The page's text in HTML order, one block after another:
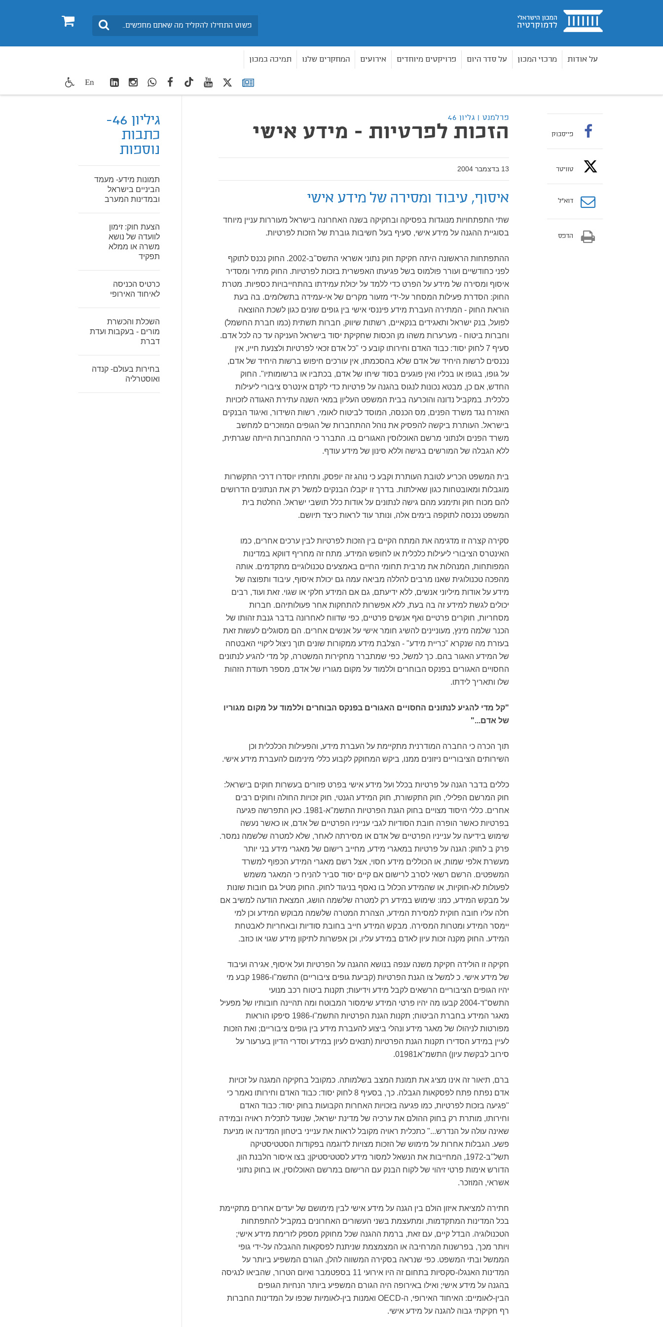
בית 0 חיפוש
על אודות מרכזי המכון על סדר היום פרויקטים מיוחדים אירועים המחקרים שלנו תמיכה במכון
רשימת
תפוצה
twitter
youtube
TikTok
facebook
WhatsApp
Instagram
LinkedIn
En
פרלמנט | גליון 46
הזכות לפרטיות - מידע אישי
13 בדצמבר 2004
איסוף, עיבוד ומסירה של מידע אישי
שתי התפתחויות מנוגדות בפסיקה ובחקיקה בשנה האחרונה בישראל מעוררות עניין מיוחד
בסוגיית ההגנה על מידע אישי, סעיף בעל חשיבות גוברת של הזכות לפרטיות.
ההתפתחות הראשונה היתה חקיקת חוק נתוני אשראי התשס"ב-2002. החוק נכנס לתוקף
לפני כחודשיים ועורר פולמוס בשל פגיעתו האפשרית בזכות לפרטיות. החוק מתיר ומסדיר
איסוף ומסירה של מידע על הפרט כדי ללמד על יכולת עמידתו בהתחייבויות כספיות. מטרת
החוק: הסדרת פעילות המסחר על-ידי מזעור מקרים של אי-עמידה בתשלומים. בה בעת
הוראת החוק - המתירה העברת מידע פיננסי אישי בין גופים שונים כגון לשכת ההוצאה
לפועל, בנק ישראל ותאגידים בנקאיים, רשתות שיווק, חברות תשתית (כמו חברת החשמל)
וחברות ביטוח - מערערות משהו מן הכסות שחקיקת יסוד בישראל העניקה עד כה לכל אדם.
סעיף 7 לחוק יסוד: כבוד האדם וחירותו קובע כי "כל אדם זכאי לפרטיות ולצנעת חייו, אין
נכנסים לרשות היחיד של אדם שלא בהסכמתו, אין עורכים חיפוש ברשות היחיד של אדם,
על גופו, בגופו או בכליו ואין פוגעים בסוד שיחו של אדם, בכתביו או ברשומותיו". החוק
החדש, אם כן, מבטא נכונות לנגוס בהגנה על פרטיות כדי לקדם אינטרס ציבורי ליעילות
כלכלית. במקביל נדונה והוכרעה בבית המשפט העליון במאי השנה עתירת האגודה לזכויות
האזרח נגד משרד הפנים, מס הכנסה, המוסד לביטוח לאומי, רשות השידור, ואיגוד הבנקים
בישראל. העותרת ביקשה להפסיק את נוהל ההתחברות של הגופים המוזכרים למחשב
משרד הפנים ולנתוני מרשם האוכלוסין האגורים בו. התברר כי ההתחברות הייתה שגרתית,
ללא הגבלה של המורשים בגישה וללא סינון של מידע עודף.
בית המשפט הכריע לטובת העותרת וקבע כי נוהג זה יופסק, ותחתיו יוסדרו דרכי התקשרות
מוגבלות ומאובטחות כגון שאילתות. בדרך זו יקבלו הבנקים למשל רק את הנתונים הדרושים
להם מכוח חוק ותימנע מהם גישה לנתונים על אודות כלל תושבי ישראל. החלטת בית
המשפט נכנסה לתוקפה בימים אלה, ונותר עוד לראות כיצד תיושם.
סקירה קצרה זו מדגימה את המתח הקיים בין הזכות לפרטיות לבין ערכים אחרים, כמו
האינטרס הציבורי ליעילות כלכלית או לחופש המידע. מתח זה מחריף דווקא במדינות
המפותחות, המנהלות את מרבית תחומי החיים באמצעים טכנולוגיים מתקדמים. אותה
מהפכה טכנולוגית שאנו מרבים להללה מביאה עמה גם יכולת איסוף, עיבוד ותפוצה של
מידע על אודות מיליוני אנשים, ללא ידיעתם, גם אם המידע חלקי או שגוי. זאת ועוד, רבים
יכולים לגשת למידע זה בה בעת, ללא אפשרות להתחקות אחר פעולותיהם. חברות
מסחריות, חוקרים פרטיים ואף אנשים פרטיים, כפי שדווח לאחרונה בדבר גנבת זהותו של
הכנר שלמה מינץ, מעוניינים להשיג חומר אישי על אנשים אחרים. הם מסוגלים לעשות זאת
בעזרת מה שנקרא "כריית מידע" - הצלבת מידע ממקורות שונים תוך ניצול ליקויי האבטחה
של המידע האגור בהם. כך למשל, כפי שמתברר מחקירות המשטרה, קל מדי להגיע לנתונים
החסויים האגורים בפנקס הבוחרים וללמוד על מקום מגוריו של אדם, מספר תעודת הזהות
שלו ותאריך לידתו.
"קל מדי להגיע לנתונים החסויים האגורים בפנקס הבוחרים וללמוד על מקום מגוריו
של אדם..."
תוך הכרה כי החברה המודרנית מתקיימת על העברת מידע, והפעילות הכלכלית וכן
השירותים הציבוריים ניזונים ממנו, ביקש המחוקק לקבוע כללי מינימום להעברת מידע אישי.
כללים בדבר הגנה על פרטיות בכלל ועל מידע אישי בפרט פזורים בעשרות חוקים בישראל:
חוק המרשם הפלילי, חוק התקשורת, חוק המידע הגנטי, חוק זכויות החולה וחוקים רבים
אחרים. כללי היסוד מצויים בחוק הגנת הפרטיות התשמ"א-1981. כאן התפרשה פגיעה
בפרטיות כאשר הופרה חובת הסודיות לגבי ענייניו הפרטיים של אדם, או כאשר נעשה
שימוש בידיעה על ענייניו הפרטיים של אדם או מסירתה לאחר, שלא למטרה שלשמה נמסר.
פרק ב לחוק: הגנה על פרטיות במאגרי מידע, מחייב רישום של מאגרי מידע בני יותר
מעשרת אלפי שמות, או הכוללים מידע חסוי, אצל רשם מאגרי המידע הכפוף למשרד
המשפטים. הרשם רשאי לסרב לרישום אם קיים יסוד סביר להניח כי המאגר משמש
לפעולות לא-חוקיות, או שהמידע הכלול בו נאסף בניגוד לחוק. החוק מטיל גם חובות שונות
על מבקש המידע, כמו: שימוש במידע רק למטרה שלשמה הושג, המצאת הודעה למשיב אם
חלה עליו חובה חוקית למסירת המידע, הצהרת המטרה שלשמה מבוקש המידע וכן למי
יימסר המידע ומטרות המסירה. מבקש המידע חייב בחובת סודיות ובאחריות לאבטחת
המידע. החוק מקנה זכות עיון לאדם במידע עליו, וכן אפשרות לתיקון מידע שגוי או כוזב.
חקיקה זו הולידה חקיקת משנה ענפה בנושא ההגנה על הפרטיות ועל איסוף, אגירה ועיבוד
של מידע אישי. כ למשל צו הגנת הפרטיות (קביעת גופים ציבוריים) התשמ"ו-1986 קבע מי
יהיו הגופים הציבוריים הרשאים לקבל מידע וידיעות; תקנות ביטוח רכב מנועי
התשס"ד-2004 קבעו מה יהיו פרטי המידע שימסור המבוטח ומה תהיינה חובותיו של מפעיל
מאגר המידע בחברת הביטוח; תקנות הגנת הפרטיות התשמ"ו-1986 סיפקו הוראות
מפורטות לניהולו של מאגר מידע ונהלי ביצוע להעברת מידע בין גופים ציבוריים; ואת הזכות
לעיין במידע הסדירו תקנות הגנת הפרטיות (תנאים לעיון במידע וסדרי הדיון בערעור על
סירוב לבקשת עיון) התשמ"א01981.
ברם, תיאור זה אינו מציג את תמונת המצב בשלמותה. כמקובל בחקיקה המגנה על זכויות
אדם נפתח פתח לפסקאות הגבלה. כך, בסעיף 8 לחוק יסוד: כבוד האדם וחירותו נאמר כי
"פגיעה בזכות לפרטיות, כמו פגיעה בזכויות האחרות הקבועות בחוק יסוד: כבוד האדם
וחירותו, מותרת רק בחוק ההולם את ערכיה של מדינת ישראל, שנועד לתכלית ראויה ובמידה
שאינה עולה על הנדרש..." כתכלית ראויה מקובל לראות את ענייני ביטחון המדינה או מניעת
פשע. הגבלות אחרות על מימוש של הזכות מצויות לדוגמה בפקודות הסטטיסטיקה
תשל"ב-1972, המחייבות את הנשאל למסור מידע לסטטיסטיקן; בצו איסור הלבנת הון,
הדורש אימות פרטי זיהוי של לקוח הבנק עם הרישום במרשם האוכלוסין, או בחוק נתוני
אשראי, המוזכר.
חתירה למציאת איזון הולם בין הגנה על מידע אישי לבין מימושם של יעדים אחרים מתקיימת
בכל המדינות המתקדמות, ומתעצמת בשני העשורים האחרונים במקביל להתפתחות
הטכנולוגיה. הבדל קיים, עם זאת, ברמת ההגנה שכל מחוקק מספק לזרימת מידע אישי;
ויותר מכך, בפרשנות המרחיבה או המצמצמת שניתנת לפסקאות ההגבלה על-ידי גופי
הממשל ובתי המשפט. כפי שנראה בסקירה המשווה להלן, הגורם המשפיע ביותר על
המדינות האנגלו-סקסיות בתחום זה היו אירועי 11 בספטמבר ואיום הטרור, שהביאו לנגיסה
בהגנה על מידע אישי; ואילו באירופה היה הגורם המשפיע ביותר הנחיות הגופים
הבין-לאומיים: האיחוד האירופי, ה-OECD ואמנות בין-לאומיות שכפו על המדינות החברות
רף חקיקתי גבוה להגנה על מידע אישי.
פייסבוק
טוויטר
דוא”ל
הדפס
גיליון 46-
כתבות
נוספות
תמונות מידע- מעמד
הביניים בישראל
ובמדינות המערב
הצעת חוק: זימון
לוועדה של נושא
משרה או ממלא
תפקיד
כרטיס הכניסה
לאיחוד האירופי
השכלת והכשרת
מורים - בעקבות ועדת
דברת
בחירות בעולם- קנדה
ואוסטרליה